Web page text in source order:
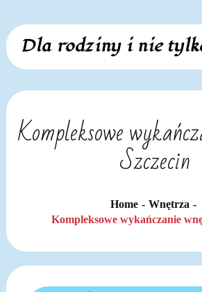
Skip
content
Dla rodziny i nie
Kompleksowe
Szczecin
Home
Wnętrza
Kompleksowe wykańczanie